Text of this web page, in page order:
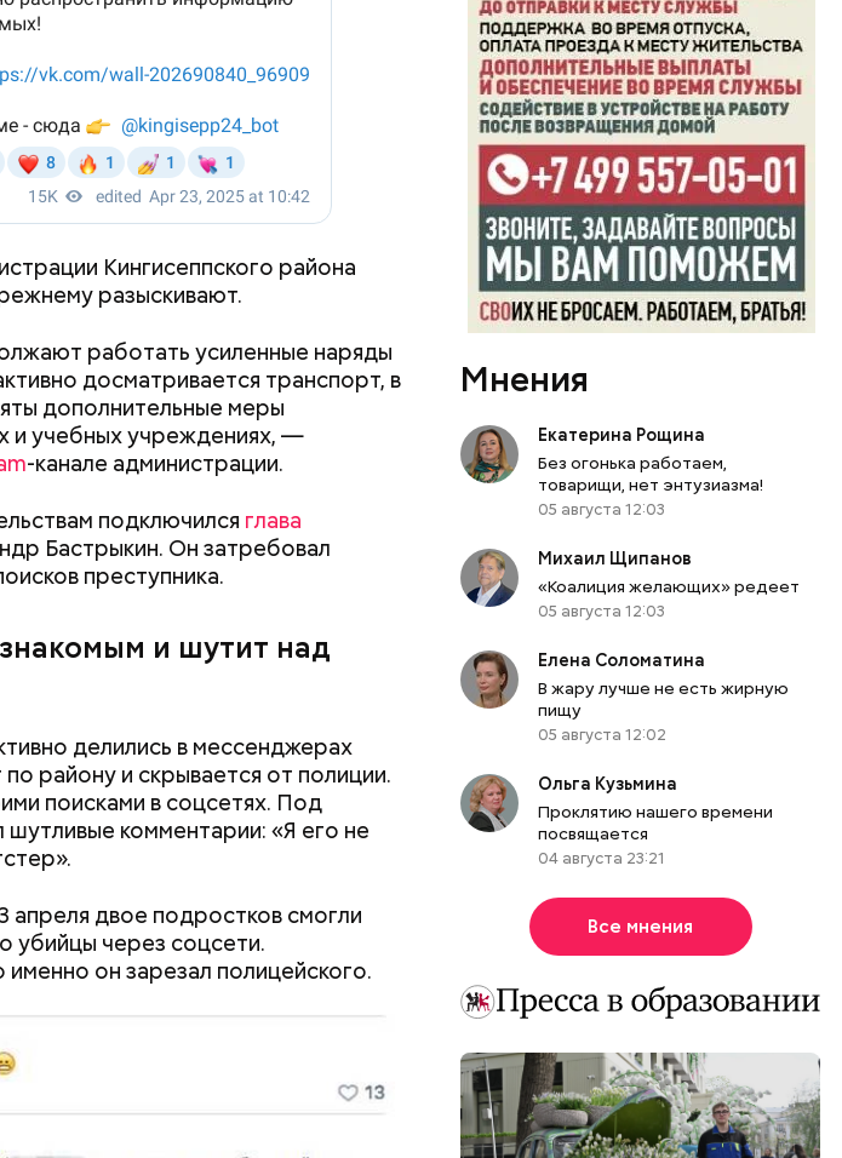
Кингисеппского района
разыскивают.
работать усиленные наряды
досматривается транспорт, в
дополнительные меры
и учебных учреждениях, —
-канале администрации.
подключился глава
Бастрыкин. Он затребовал
преступника.
и шутит над
делились в мессенджерах
району и скрывается от полиции.
поисками в соцсетях. Под
комментарии: «Я его не
апреля двое подростков смогли
убийцы через соцсети.
он зарезал полицейского.
Мнения
Екатерина Рощина
Без огонька работаем,
товарищи, нет энтузиазма!
05 августа 12:03
Михаил Щипанов
«Коалиция желающих» редеет
05 августа 12:03
Елена Соломатина
В жару лучше не есть жирную
пищу
05 августа 12:02
Ольга Кузьмина
Проклятию нашего времени
посвящается
04 августа 23:21
Все мнения